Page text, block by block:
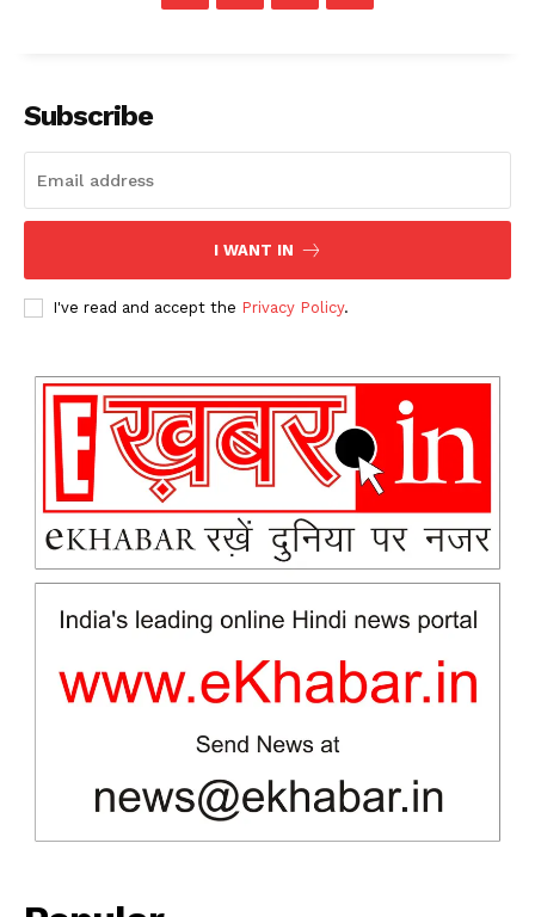
Subscribe
I WANT IN
I've read and accept the Privacy Policy.